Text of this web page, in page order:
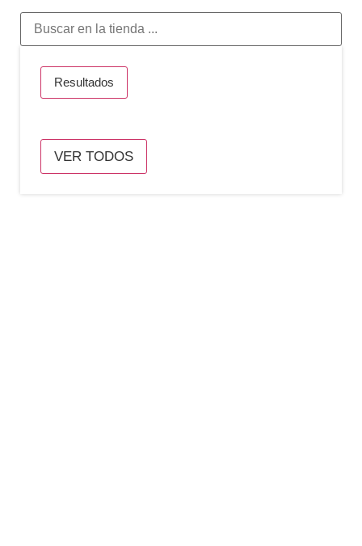
Resultados
VER TODOS